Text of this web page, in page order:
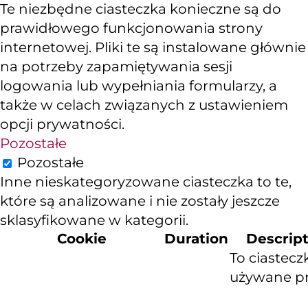
Te niezbędne ciasteczka konieczne są do
prawidłowego funkcjonowania strony
internetowej. Pliki te są instalowane głównie
na potrzeby zapamiętywania sesji
logowania lub wypełniania formularzy, a
także w celach związanych z ustawieniem
opcji prywatności.
Pozostałe
Pozostałe
Inne nieskategoryzowane ciasteczka to te,
które są analizowane i nie zostały jeszcze
sklasyfikowane w kategorii.
Cookie
Duration
To
używane